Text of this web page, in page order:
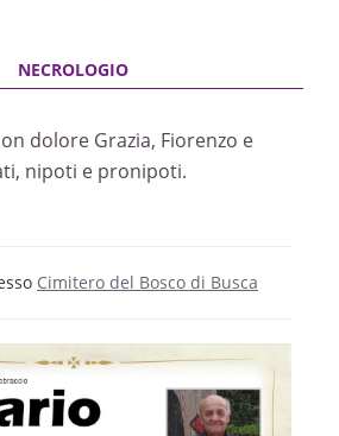
dolore Grazia, Fiorenzo e
nipoti e pronipoti.
Cimitero del Bosco di Busca